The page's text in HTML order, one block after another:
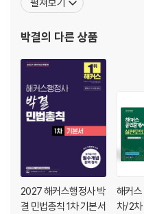
계적으로 구조화하여 복잡한
만들고 실전 대응력을 극대화할
박결의 다른 상품
2027 해커스행정사 박
결 민법총칙 1차 기본서
해커스
차/2차